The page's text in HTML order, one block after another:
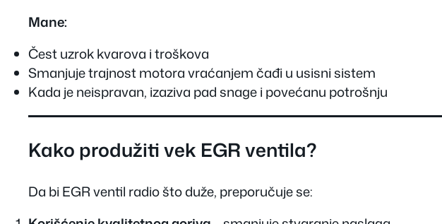
Mane:
Čest uzrok kvarova i troškova
Smanjuje trajnost motora vraćanjem čađi u usisni sistem
Kada je neispravan, izaziva pad snage i povećanu potrošnju
Kako produžiti vek EGR ventila?
Da bi EGR ventil radio što duže, preporučuje se: